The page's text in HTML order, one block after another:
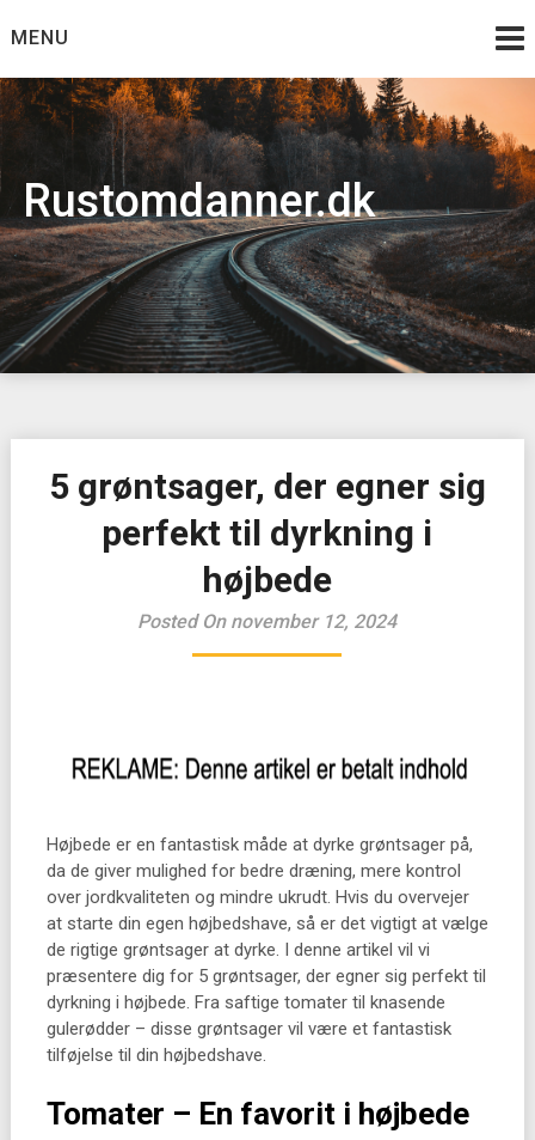
toMENU
Rustomdanner.dk
5 grøntsager, der egner sig
perfekt til dyrkning i
højbede
Posted On november 12, 2024
Højbede er en fantastisk måde at dyrke grøntsager på,
da de giver mulighed for bedre dræning, mere kontrol
over jordkvaliteten og mindre ukrudt. Hvis du overvejer
at starte din egen højbedshave, så er det vigtigt at vælge
de rigtige grøntsager at dyrke. I denne artikel vil vi
præsentere dig for 5 grøntsager, der egner sig perfekt til
dyrkning i højbede. Fra saftige tomater til knasende
gulerødder – disse grøntsager vil være et fantastisk
tilføjelse til din højbedshave.
Tomater – En favorit i højbede